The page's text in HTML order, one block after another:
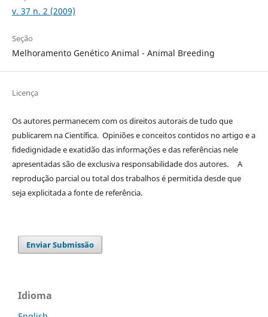
v. 37 n. 2 (2009)
Seção
Melhoramento Genético Animal - Animal Breeding
Licença
Os autores permanecem com os direitos autorais de tudo que
publicarem na Científica. Opiniões e conceitos contidos no artigo e a
fidedignidade e exatidão das informações e das referências nele
apresentadas são de exclusiva responsabilidade dos autores. A
reprodução parcial ou total dos trabalhos é permitida desde que
seja explicitada a fonte de referência.
Enviar Submissão
Idioma